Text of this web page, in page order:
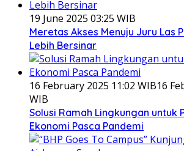
19 June 2025 03:25 WIB
Meretas Akses Menuju Juru Las
Lebih Bersinar
16 February 2025 11:02 WIB16
WIB
Solusi Ramah Lingkungan untuk
Ekonomi Pasca Pandemi